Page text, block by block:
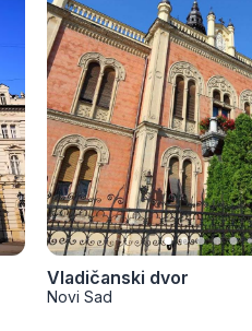
Vladičanski dvor
Novi Sad